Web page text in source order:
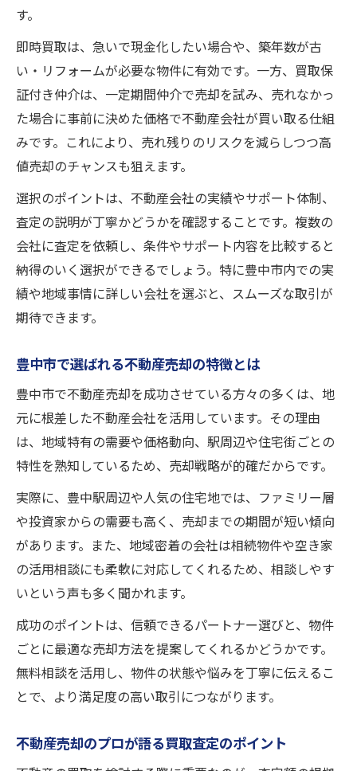
不動産売却時の買取保証と即現金化の仕組
み
豊中市で迅速な不動産売却を実現する方法
信頼できる不動産売却の選び方ガイド
信頼できる不動産売却会社選びの基準とは
豊中市で安心して任せられる売却先の特徴
不動産売却で重視すべきサポート体制を解
説
実績豊富な不動産売却会社の見極めポイン
ト
方
す。
即時買取は、急いで現金化したい場合や、築年数が古
い・リフォームが必要な物件に有効です。一方、買取保
証付き仲介は、一定期間仲介で売却を試み、売れなかっ
た場合に事前に決めた価格で不動産会社が買い取る仕組
みです。これにより、売れ残りのリスクを減らしつつ高
値売却のチャンスも狙えます。
選択のポイントは、不動産会社の実績やサポート体制、
査定の説明が丁寧かどうかを確認することです。複数の
会社に査定を依頼し、条件やサポート内容を比較すると
納得のいく選択ができるでしょう。特に豊中市内での実
績や地域事情に詳しい会社を選ぶと、スムーズな取引が
期待できます。
豊中市で選ばれる不動産売却の特徴とは
豊中市で不動産売却を成功させている方々の多くは、地
元に根差した不動産会社を活用しています。その理由
は、地域特有の需要や価格動向、駅周辺や住宅街ごとの
特性を熟知しているため、売却戦略が的確だからです。
実際に、豊中駅周辺や人気の住宅地では、ファミリー層
や投資家からの需要も高く、売却までの期間が短い傾向
があります。また、地域密着の会社は相続物件や空き家
の活用相談にも柔軟に対応してくれるため、相談しやす
いという声も多く聞かれます。
成功のポイントは、信頼できるパートナー選びと、物件
ごとに最適な売却方法を提案してくれるかどうかです。
無料相談を活用し、物件の状態や悩みを丁寧に伝えるこ
とで、より満足度の高い取引につながります。
不動産売却のプロが語る買取査定のポイント